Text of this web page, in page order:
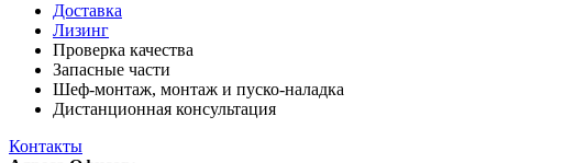
Доставка
Лизинг
Проверка качества
Запасные части
Шеф-монтаж, монтаж и пуско-наладка
Дистанционная консультация
Контакты